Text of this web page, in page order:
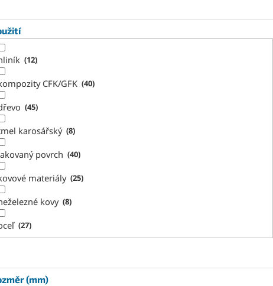
12
CFK/GFK 40
45
karosářský 8
povrch 40
materiály 25
kovy 8
27
(mm)